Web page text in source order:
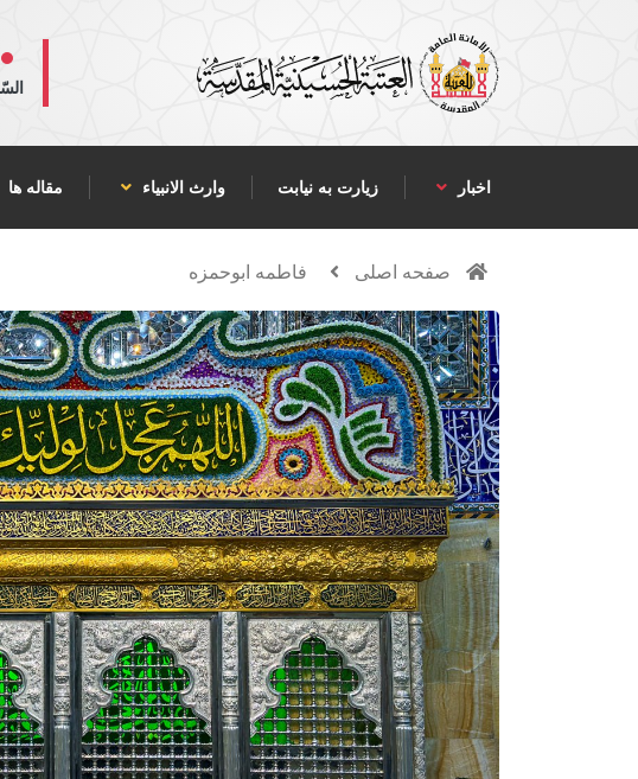
اخبار زیارت به نیابت وارث الانبياء مقاله ها
صفحه اصلی فاطمه ابوحمزه